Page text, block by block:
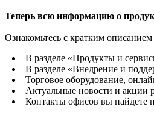
Теперь всю информацию о
Ознакомьтесь с кратким
В разделе «Продукты и
В разделе «Внедрение и
Торговое оборудование,
Актуальные новости и акции
Контакты офисов вы найдете